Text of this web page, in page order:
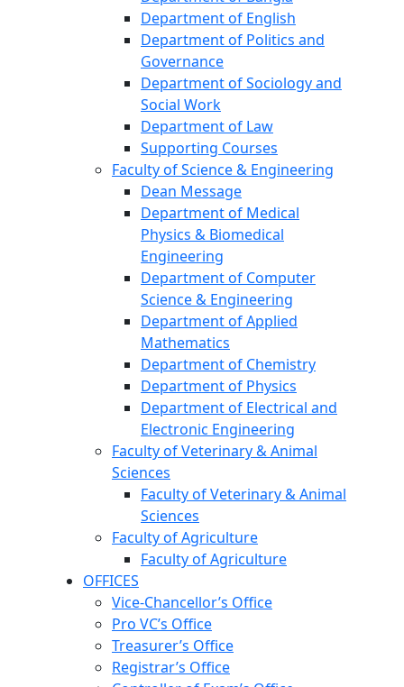
Department of English
Department of Politics and
Governance
Department of Sociology and
Social Work
Department of Law
Supporting Courses
Faculty of Science & Engineering
Dean Message
Department of Medical
Physics & Biomedical
Engineering
Department of Computer
Science & Engineering
Department of Applied
Mathematics
Department of Chemistry
Department of Physics
Department of Electrical and
Electronic Engineering
Faculty of Veterinary & Animal
Sciences
Faculty of Veterinary & Animal
Sciences
Faculty of Agriculture
Faculty of Agriculture
OFFICES
Vice-Chancellor’s Office
Pro VC’s Office
Treasurer’s Office
Registrar’s Office